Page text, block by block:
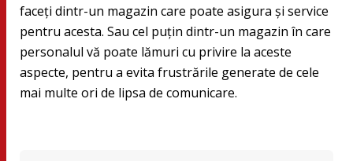
faceți dintr-un magazin care poate asigura și service
pentru acesta. Sau cel puțin dintr-un magazin în care
personalul vă poate lămuri cu privire la aceste
aspecte, pentru a evita frustrările generate de cele
mai multe ori de lipsa de comunicare.